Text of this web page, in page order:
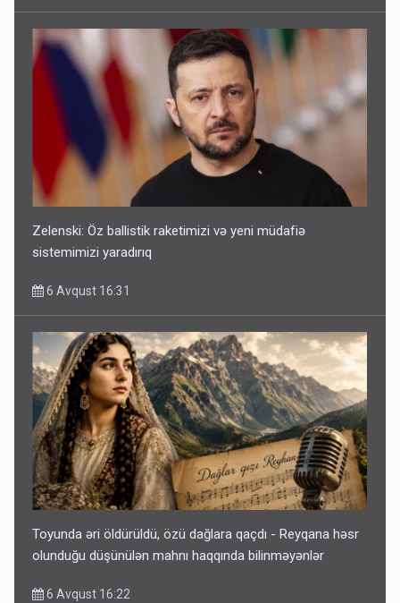
Zelenski: Öz ballistik raketimizi və yeni müdafiə
sistemimizi yaradırıq
6 Avqust 16:31
Toyunda əri öldürüldü, özü dağlara qaçdı - Reyqana həsr
olunduğu düşünülən mahnı haqqında bilinməyənlər
6 Avqust 16:22